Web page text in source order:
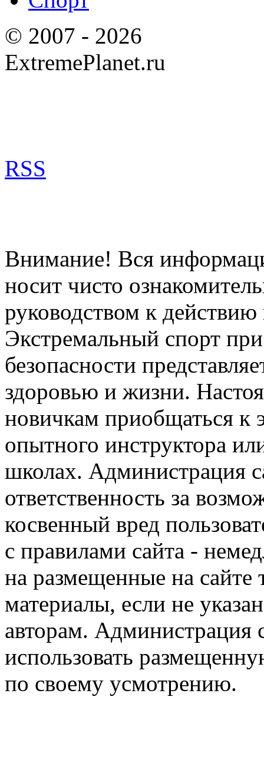
© 2007 - 2026
ExtremePlanet.ru
RSS
Внимание! Вся
носит чисто
руководством к
Экстремальный спорт
безопасности
здоровью и жизни.
новичкам приобщаться к
опытного инструктора
школах. Администрация
ответственность за
косвенный вред
с правилами сайта -
на размещенные на сайте
материалы, если не
авторам. Администрация
использовать
по своему усмотрению.